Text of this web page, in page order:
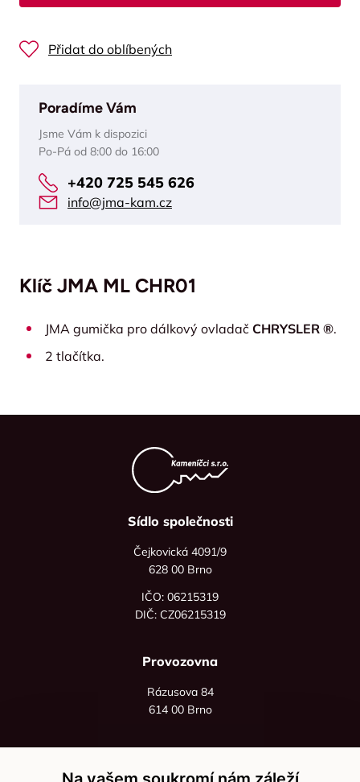
Přidat do oblíbených
Poradíme Vám
Jsme Vám k dispozici
Po-Pá od 8:00 do 16:00
+420 725 545 626
info@jma-kam.cz
Klíč JMA ML CHR01
JMA gumička pro dálkový ovladač CHRYSLER ®.
2 tlačítka.
Sídlo společnosti
Čejkovická 4091/9
628 00 Brno
IČO: 06215319
DIČ: CZ06215319
Provozovna
Rázusova 84
614 00 Brno
+420 736 535 066